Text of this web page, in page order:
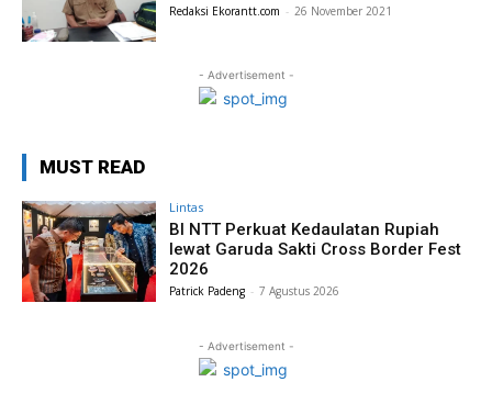
Redaksi Ekorantt.com - 26 November 2021
- Advertisement -
MUST READ
Lintas
BI NTT Perkuat Kedaulatan Rupiah
lewat Garuda Sakti Cross Border Fest
2026
Patrick Padeng - 7 Agustus 2026
- Advertisement -